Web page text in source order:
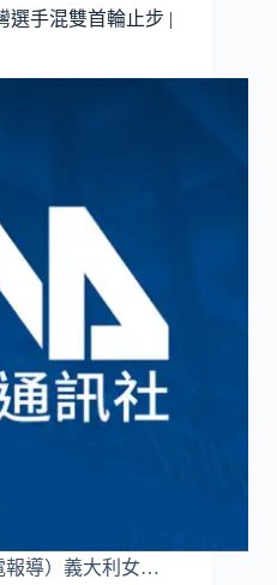
選手混雙首輪止步 |
報導）義大利女…